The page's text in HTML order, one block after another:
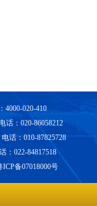
020-410
话：020-86058212
话：010-87825728
022-84817518
ICP备07018000号